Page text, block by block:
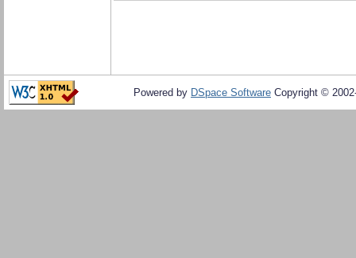
Powered by DSpace Software Copyright ©